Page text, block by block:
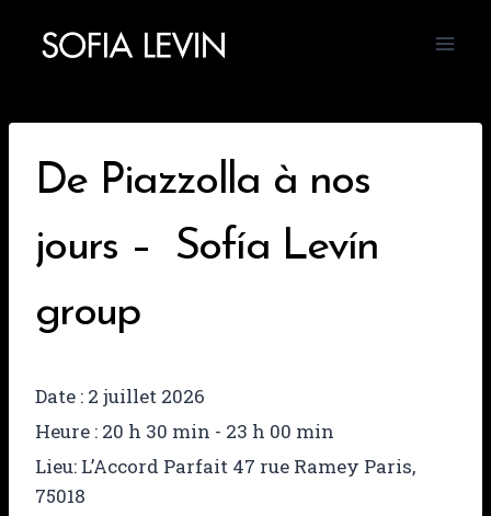
De Piazzolla à nos
jours – Sofía Levín
group
Date : 2 juillet 2026
Heure : 20 h 30 min - 23 h 00 min
Lieu: L’Accord Parfait 47 rue Ramey Paris,
75018